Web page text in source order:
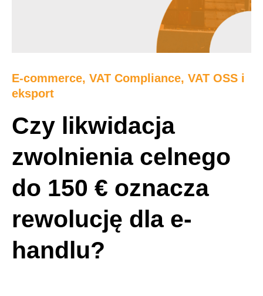
E-commerce, VAT Compliance, VAT OSS i
eksport
Czy likwidacja
zwolnienia celnego
do 150 € oznacza
rewolucję dla e-
handlu?